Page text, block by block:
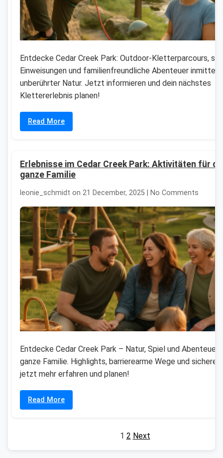
Entdecke Cedar Creek Park: Outdoor-Kletterparcours,
Einweisungen und familienfreundliche Abenteuer inmitten
unberührter Natur. Jetzt informieren und dein nächstes
Klettererlebnis planen!
Read More
Erlebnisse im Cedar Creek Park: Aktivitäten für
ganze Familie
leonie_schmidt on 21 December, 2025 | No Comments
Entdecke Cedar Creek Park – Natur, Spiel und Abenteuer
ganze Familie. Highlights, barrierearme Wege und sichere
jetzt mehr erfahren und planen!
Read More
Posts
1 2 Next